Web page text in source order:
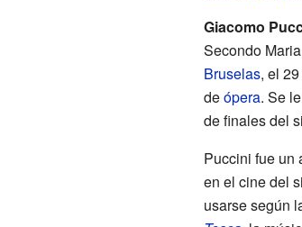
Giacomo
Secondo
Bruselas, el
deópera. Se
de finales del
Puccini fue un
en el cine del
usarse según